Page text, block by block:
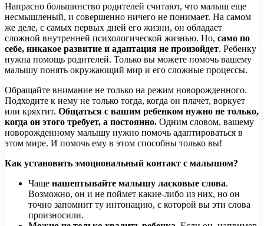
Напрасно большинство родителей считают, что малыш еще
несмышленый, и совершенно ничего не понимает. На самом
же деле, с самых первых дней его жизни, он обладает
сложной внутренней психологической жизнью. Но, само по
себе, никакое развитие и адаптация не произойдет. Ребенку
нужна помощь родителей. Только вы можете помочь вашему
малышу понять окружающий мир и его сложные процессы.
Обращайте внимание не только на режим новорожденного.
Подходите к нему не только тогда, когда он плачет, воркует
или кряхтит. Общаться с вашим ребенком нужно не только,
когда он этого требует, а постоянно. Одним словом, вашему
новорожденному малышу нужно помочь адаптироваться в
этом мире. И помочь ему в этом способны только вы!
Как установить эмоциональный контакт с малышом?
Чаще нашептывайте малышу ласковые слова.
Возможно, он и не поймет какие-либо из них, но он
точно запомнит ту интонацию, с которой вы эти слова
произносили.